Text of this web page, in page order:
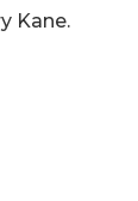
Kane.